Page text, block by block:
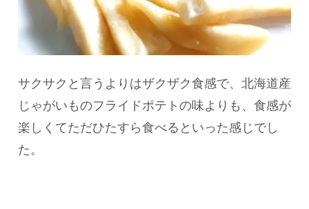
サクサクと言うよりはザクザク食感で、北海道産
じゃがいものフライドポテトの味よりも、食感が
楽しくてただひたすら食べるといった感じでし
た。